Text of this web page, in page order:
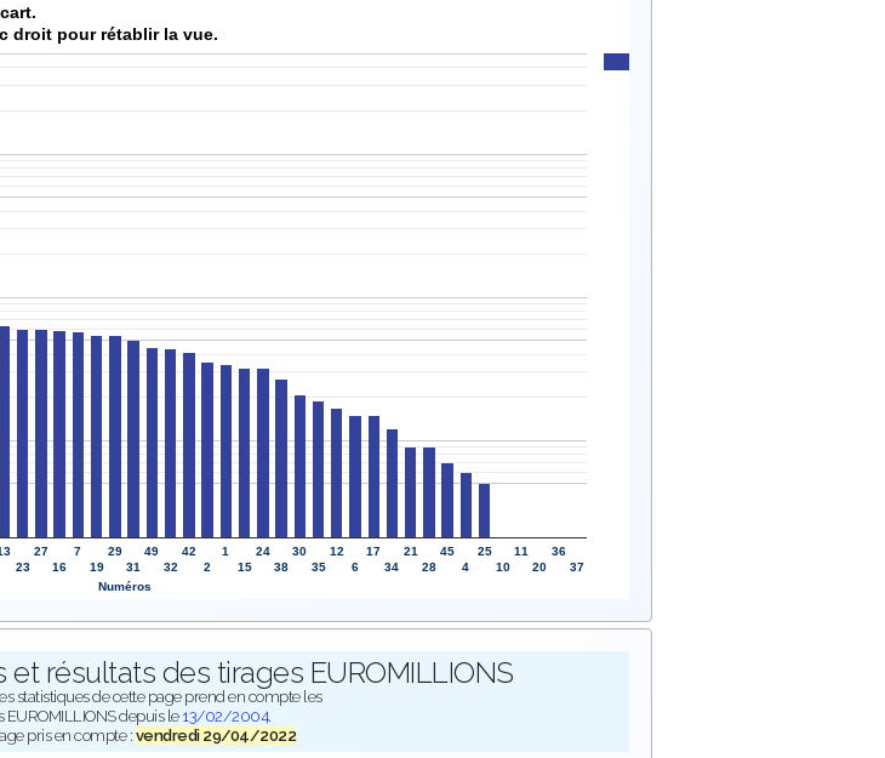
droit pour rétablir la vue.
23
27
16
7
19
29
31
49
32
42
2
1
15
24
38
30
35
12
6
17
34
21
28
45
4
25
10
11
20
36
37
Numéros
résultats des tirages EUROMILLIONS
statistiques de cette page prend en compte les
EUROMILLIONS depuis le 13/02/2004.
pris en compte :vendredi 29/04/2022